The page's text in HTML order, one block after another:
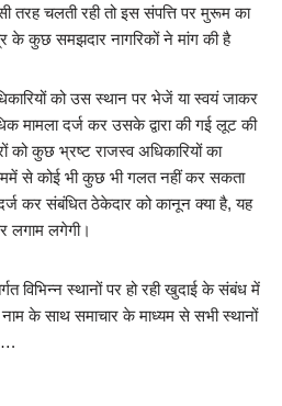
चलती रही तो इस संपत्ति पर मुरूम का
के कुछ समझदार नागरिकों ने मांग की है
को उस स्थान पर भेजें या स्वयं जाकर
मामला दर्ज कर उसके द्वारा की गई लूट की
कुछ भ्रष्ट राजस्व अधिकारियों का
से कोई भी कुछ भी गलत नहीं कर सकता
कर संबंधित ठेकेदार को कानून क्या है, यह
लगाम लगेगी।
विभिन्न स्थानों पर हो रही खुदाई के संबंध में
के साथ समाचार के माध्यम से सभी स्थानों